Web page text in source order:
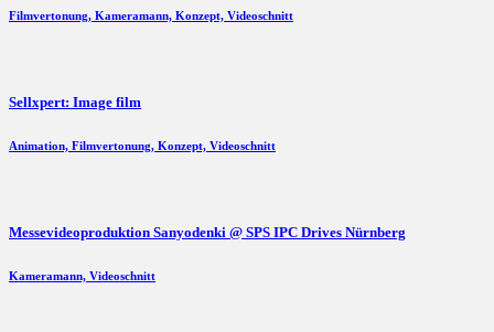
Filmvertonung, Kameramann, Konzept, Videoschnitt
Sellxpert: Image film
Animation, Filmvertonung, Konzept, Videoschnitt
Messevideoproduktion Sanyodenki @ SPS IPC Drives Nürnberg
Kameramann, Videoschnitt